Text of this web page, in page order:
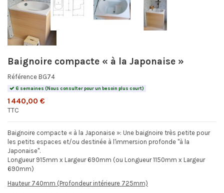
Baignoire compacte « à la Japonaise »
Référence BG74
6 semaines (Nous consulter pour un besoin plus court)
1 440,00 €
TTC
Baignoire compacte « à la Japonaise »: Une baignoire très petite pour
les petits espaces et/ou destinée à l'immersion profonde "à la
Japonaise".
Longueur 915mm x Largeur 690mm (ou Longueur 1150mm x Largeur
690mm)
Hauteur 740mm (Profondeur intérieure 725mm)